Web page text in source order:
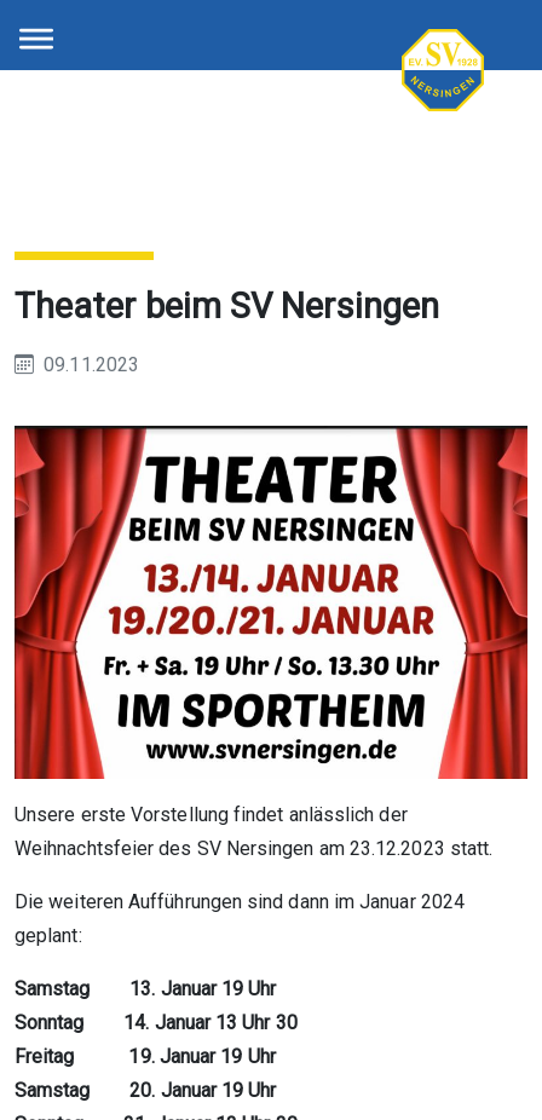
Theater beim SV Nersingen
09.11.2023
Unsere erste Vorstellung findet anlässlich der
Weihnachtsfeier des SV Nersingen am 23.12.2023 statt.
Die weiteren Aufführungen sind dann im Januar 2024
geplant:
Samstag 13. Januar 19 Uhr
Sonntag 14. Januar 13 Uhr 30
Freitag 19. Januar 19 Uhr
Samstag 20. Januar 19 Uhr